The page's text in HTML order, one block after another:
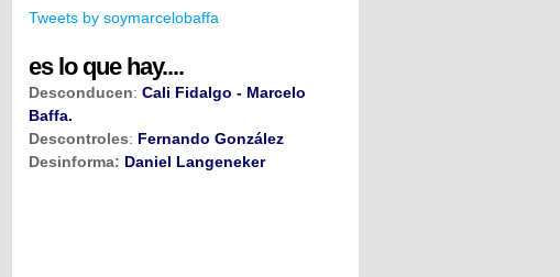
Tweets by soymarcelobaffa
es lo que hay....
Desconducen: Cali Fidalgo - Marcelo
Baffa.
Descontroles: Fernando González
Desinforma: Daniel Langeneker